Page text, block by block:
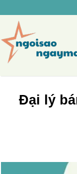
Đại lý